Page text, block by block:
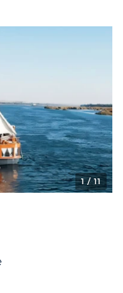
1/ 11